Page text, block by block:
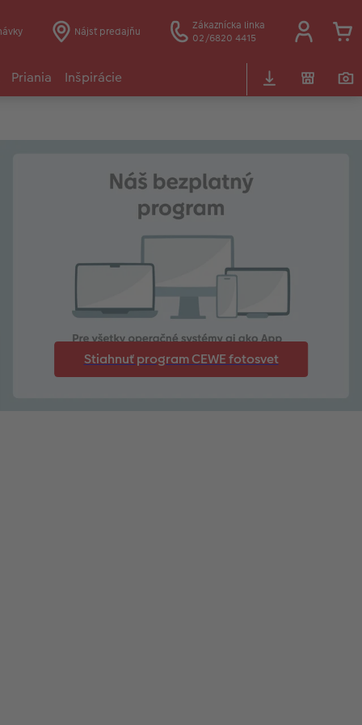
Nájsť predajňu
Zákaznícka linka
02/6820 4415
Priania Inšpirácie